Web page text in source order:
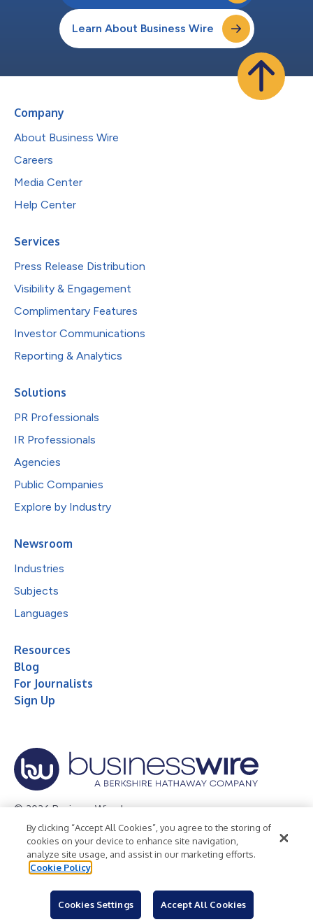
Learn About Business Wire
Company
About Business Wire
Careers
Media Center
Help Center
Services
Press Release Distribution
Visibility & Engagement
Complimentary Features
Investor Communications
Reporting & Analytics
Solutions
PR Professionals
IR Professionals
Agencies
Public Companies
Explore by Industry
Newsroom
Industries
Subjects
Languages
Resources
Blog
For Journalists
Sign Up
© 2026 Business Wire, Inc.
Privacy Policy Cookie Policy
Accessibility Statement
Terms of Use
Legal
By clicking “Accept All Cookies”, you agree to the storing of
cookies on your device to enhance site navigation,
analyze site usage, and assist in our marketing efforts.
Cookie Policy
Cookies Settings Accept All Cookies